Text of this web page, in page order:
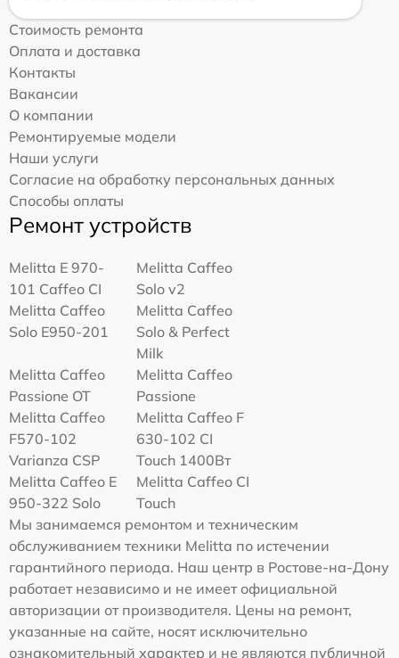
Стоимость ремонта
Оплата и доставка
Контакты
Вакансии
О компании
Ремонтируемые модели
Наши услуги
Согласие на обработку персональных данных
Способы оплаты
Ремонт устройств
Melitta Е 970-
101 Caffeo CI
Melitta Caffeo
Solo v2
Melitta Caffeo
Solo E950-201
Melitta Caffeo
Solo & Perfect
Milk
Melitta Caffeo
Passione OT
Melitta Caffeo
Passione
Melitta Caffeo
F570-102
Varianza CSP
Melitta Caffeo F
630-102 CI
Touch 1400Вт
Melitta Caffeo E
950-322 Solo
Melitta Caffeo CI
Touch
Мы занимаемся ремонтом и техническим
обслуживанием техники Melitta по истечении
гарантийного периода. Наш центр в Ростове-на-Дону
работает независимо и не имеет официальной
авторизации от производителя. Цены на ремонт,
указанные на сайте, носят исключительно
ознакомительный характер и не являются публичной